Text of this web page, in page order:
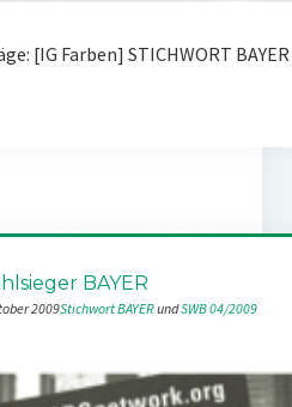
[IG Farben] STICHWORT
BAYER
2009Stichwort BAYER und SWB 04/2009